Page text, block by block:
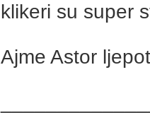
klikeri su super
Ajme Astor